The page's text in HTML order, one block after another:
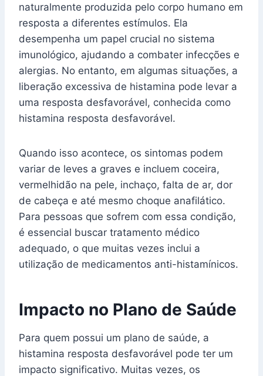
naturalmente produzida pelo corpo humano em
resposta a diferentes estímulos. Ela
desempenha um papel crucial no sistema
imunológico, ajudando a combater infecções e
alergias. No entanto, em algumas situações, a
liberação excessiva de histamina pode levar a
uma resposta desfavorável, conhecida como
histamina resposta desfavorável.
Quando isso acontece, os sintomas podem
variar de leves a graves e incluem coceira,
vermelhidão na pele, inchaço, falta de ar, dor
de cabeça e até mesmo choque anafilático.
Para pessoas que sofrem com essa condição,
é essencial buscar tratamento médico
adequado, o que muitas vezes inclui a
utilização de medicamentos anti-histamínicos.
Impacto no Plano de Saúde
Para quem possui um plano de saúde, a
histamina resposta desfavorável pode ter um
impacto significativo. Muitas vezes, os